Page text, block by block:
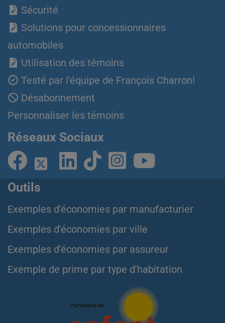
Sécurité
Solutions pour concessionnaires
automobiles
Utilisation des témoins
Testé par l'équipe de François Charron!
Désabonnement
Personnaliser les témoins
Réseaux Sociaux
Outils
Exemples d'économies par manufacturier
Exemples d'économies par ville
Exemples d'économies par assureur
Exemple de prime par type d'habitation